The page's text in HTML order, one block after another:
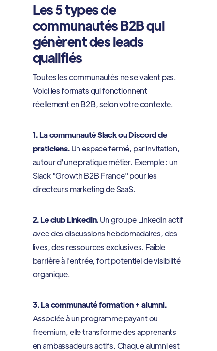
Les 5 types de
communautés B2B qui
génèrent des leads
qualifiés
Toutes les communautés ne se valent pas.
Voici les formats qui fonctionnent
réellement en B2B, selon votre contexte.
1. La communauté Slack ou Discord de
praticiens.Un espace fermé, par invitation,
autour d'une pratique métier. Exemple : un
Slack "Growth B2B France" pour les
directeurs marketing de SaaS.
2. Le club LinkedIn.Un groupe LinkedIn actif
avec des discussions hebdomadaires, des
lives, des ressources exclusives. Faible
barrière à l'entrée, fort potentiel de visibilité
organique.
3. La communauté formation + alumni.
Associée à un programme payant ou
freemium, elle transforme des apprenants
en ambassadeurs actifs. Chaque alumni est